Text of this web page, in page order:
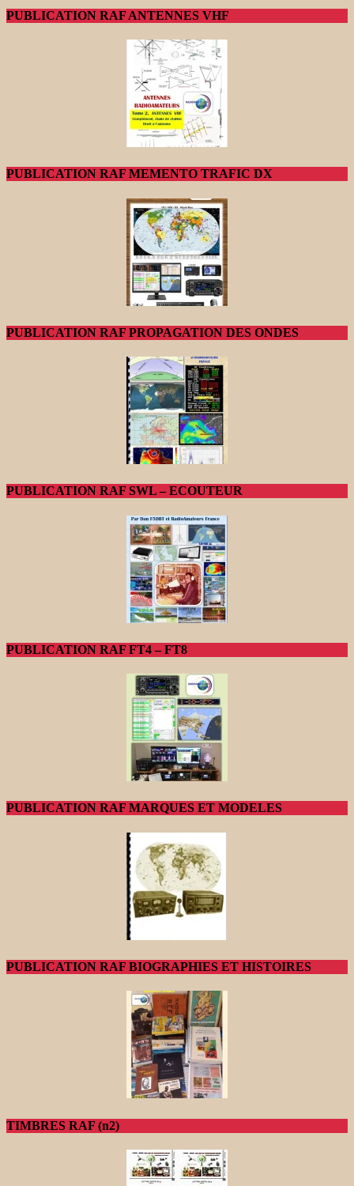
PUBLICATION RAF ANTENNES VHF
PUBLICATION RAF MEMENTO TRAFIC DX
PUBLICATION RAF PROPAGATION DES ONDES
PUBLICATION RAF SWL – ECOUTEUR
PUBLICATION RAF FT4 – FT8
PUBLICATION RAF MARQUES ET MODELES
PUBLICATION RAF BIOGRAPHIES ET HISTOIRES
TIMBRES RAF (n2)